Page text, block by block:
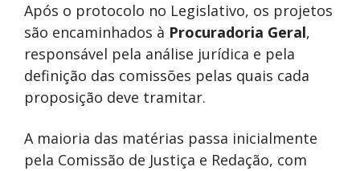
Após o protocolo no Legislativo, os projetos
são encaminhados à Procuradoria Geral,
responsável pela análise jurídica e pela
definição das comissões pelas quais cada
proposição deve tramitar.
A maioria das matérias passa inicialmente
pela Comissão de Justiça e Redação, com